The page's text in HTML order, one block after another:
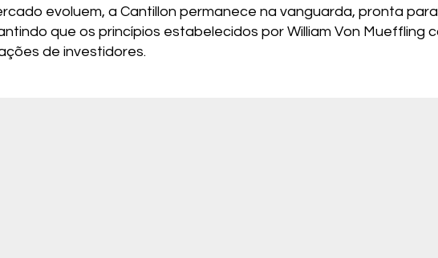
evoluem, a Cantillon permanece na vanguarda, pronta
que os princípios estabelecidos por William Von Mueffling
de investidores.